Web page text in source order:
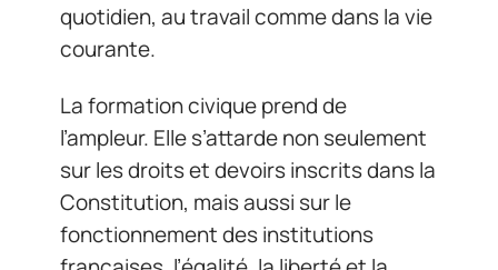
quotidien, au travail comme dans la vie
courante.
La formation civique prend de
l’ampleur. Elle s’attarde non seulement
sur les droits et devoirs inscrits dans la
Constitution, mais aussi sur le
fonctionnement des institutions